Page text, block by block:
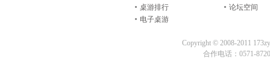
桌游排行
电子桌游
论坛空间
Copyright © 2008-2011
合作电话：0571-